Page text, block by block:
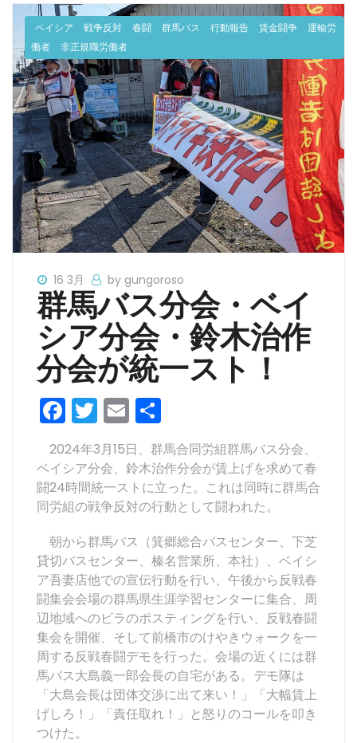
ベイシア 戦争反対 春闘 群馬バス 行動報告 賃金闘争
運輸労
働者
非正規職労働者
16 3月 by gungoroso
群馬バス分会・ベイ
シア分会・鈴木治作
分会が統一スト！
F
a
c
e
b
o
o
k
T
w
itt
er
E
m
ai
l
有
2024年3月15日、群馬合同労組群馬バス分会、
ベイシア分会、鈴木治作分会が賃上げを求めて春
闘24時間統一ストに立った。これは同時に群馬合
同労組の戦争反対の行動として闘われた。
朝から群馬バス（箕郷総合バスセンター、下芝
貸切バスセンター、榛名営業所、本社）、ベイシ
ア吾妻店他での宣伝行動を行い、午後から反戦春
闘集会会場の群馬県生涯学習センターに集合、周
辺地域へのビラのポスティングを行い、反戦春闘
集会を開催、そして前橋市のけやきウォークを一
周する反戦春闘デモを行った。会場の近くには群
馬バス大島義一郎会長の自宅がある。デモ隊は
「大島会長は団体交渉に出て来い！」「大幅賃上
げしろ！」「責任取れ！」と怒りのコールを叩き
つけた。